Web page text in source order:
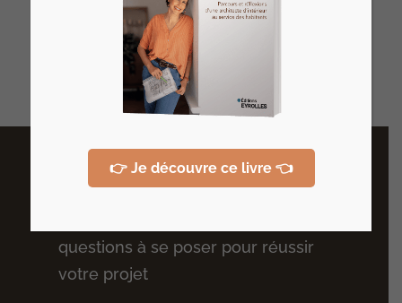
et concrétisez votre projet !
Derniers articles
Plus de conseils
questions à se poser pour réussir
votre projet
👉 Je découvre ce livre 👈